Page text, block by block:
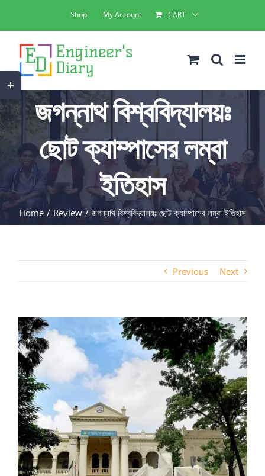
to
content
Shop My Account CART
জগন্নাথ বিশ্ববিদ্যালয়ঃ
ছোট ক্যাম্পাসের লম্বা
ইতিহাস
Home Review জগন্নাথ বিশ্ববিদ্যালয়ঃ ছোট ক্যাম্পাসের লম্বা ইতিহাস
Previous Next
View
Larger
Image
Toggle
Sliding
Bar
Area